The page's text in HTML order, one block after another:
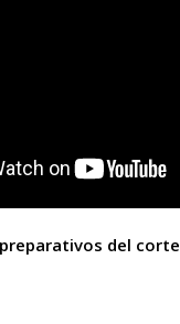
del corte